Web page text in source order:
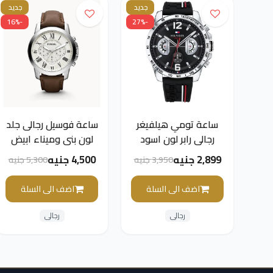
جديد
-27%
ساعة تومي هيلفيغر
رجالى رابر لون اسود
وميناء اسود2,899 جنيه 3,950 جنيه
اضف الى السلة
رجالى
جديد
-16%
ساعة فوسيل رجالى جلد
لون بنى وميناء ابيض
4,500 جنيه 5,300 جنيه
اضف الى السلة
رجالى